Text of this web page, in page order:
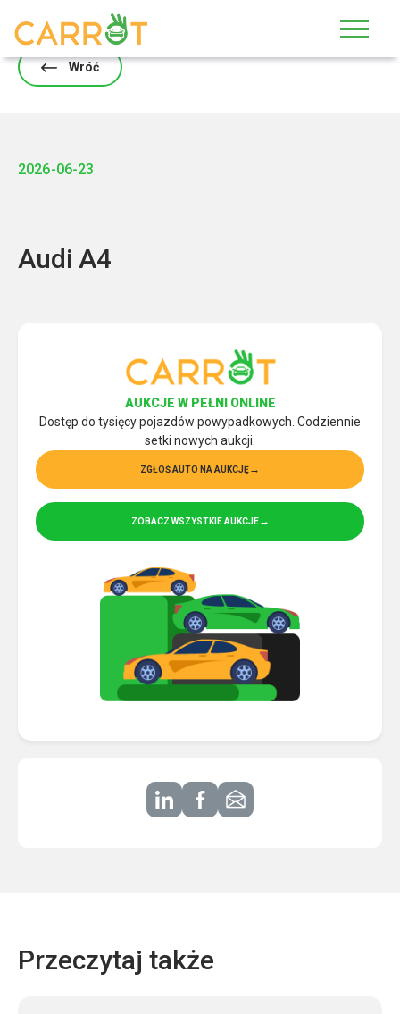
Wróć
2026-06-23
Audi A4
AUKCJE W PEŁNI ONLINE
Dostęp do tysięcy pojazdów powypadkowych. Codziennie
setki nowych aukcji.
ZGŁOŚ AUTO NA AUKCJĘ
ZOBACZ WSZYSTKIE AUKCJE
Przeczytaj także